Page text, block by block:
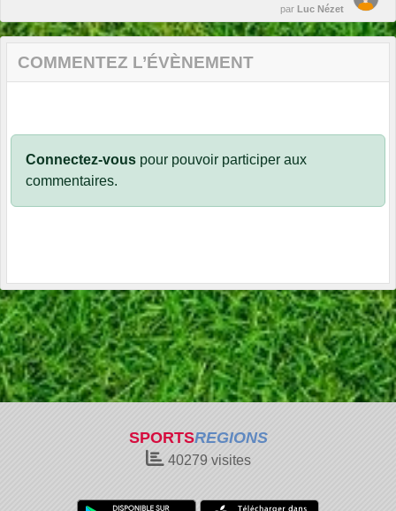
par Luc Nézet
COMMENTEZ L’ÉVÈNEMENT
Connectez-vous pour pouvoir participer aux
commentaires.
SPORTSREGIONS
40279 visites